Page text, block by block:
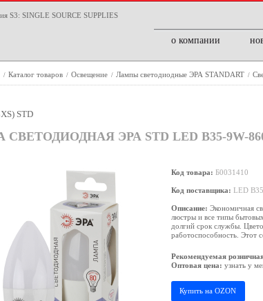
о компании
/ Каталог товаров / Освещение / Лампы светодиодные ЭРА STANDART /
STD
ЭРА STD LED B35-9W-
Код товара: Б0031410
Код поставщика: LED
Описание: Экономичная
люстры и все типы
долгий срок службы.
работоспособность. Этот
Рекомендуемая
Оптовая цена: узнать у
Купить на OZON